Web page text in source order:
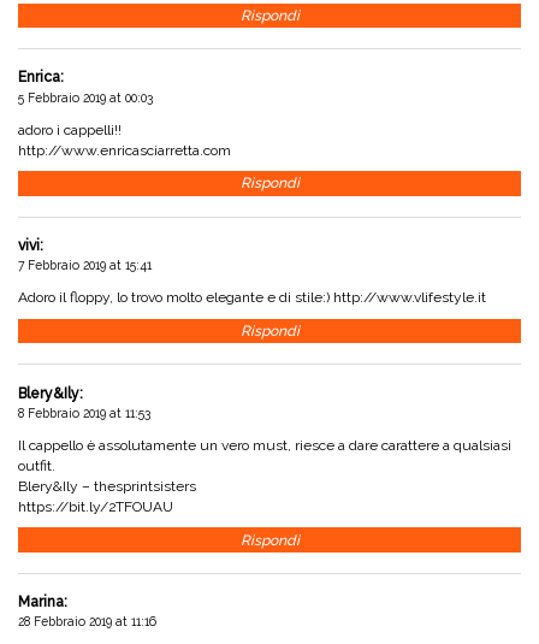
Rispondi
Enrica:
5 Febbraio 2019 at 00:03
adoro i cappelli!!
http://www.enricasciarretta.com
Rispondi
vivi:
7 Febbraio 2019 at 15:41
Adoro il floppy, lo trovo molto elegante e di stile:) http://www.vlifestyle.it
Rispondi
Blery&Ily:
8 Febbraio 2019 at 11:53
Il cappello è assolutamente un vero must, riesce a dare carattere a qualsiasi
outfit.
Blery&Ily – thesprintsisters
https://bit.ly/2TFOUAU
Rispondi
Marina:
28 Febbraio 2019 at 11:16